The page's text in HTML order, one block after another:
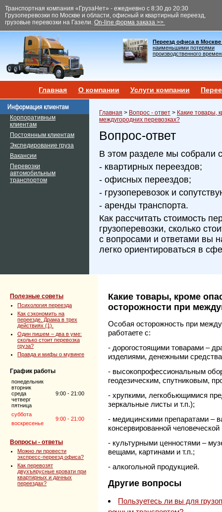
Транспортная компания «ГрузаНет» - ежедневно с 8:30 до 20:30
Грузоперевозки по Москве и области, офисный и квартирный переезд,
грузовые перевозки на Газели. On-line форма заказа >>
Переезд офиса в Москве
наименьшими потерями
производственного
Главная О компании Услуги компании
Корпоративным
клиентам
Постоянным клиентам
Экспедирование груза
Вакансии
Перевозки
автомобильным
транспортом
Главная > Вопрос - ответ > Какие товары,
междугородних перевозках?
Вопрос-ответ
В этом разделе мы собрали
- квартирных переездов;
- офисных переездов;
- грузоперевозок и
- аренды транспорта.
Как рассчитать стоимость
грузоперевозки, сколько
с вопросами и ответами вы
легко ориентироваться в
Полезные советы
Психология переезда
Как сэкономить на
переезде. Драма в трех
действиях (1).
Один пишем – два в уме:
сколько стоит перевозка
груза?
Правда и мифы о мувинге
График работы
понедельник
вторник
среда
четверг
пятница
9:00 - 21:00
суббота
9:00 - 21:00
воскресенье
Вопросы - ответы
Можно ли провести
экспресс-переезд офиса?
Как перевозят
двухъярусные кровати при
квартирных и дачных
переездах?
Какие товары, кроме
осторожности при
Особая осторожность при
работаете с:
- дорогостоящими товарами –
изделиями, денежными
- высокопрофессиональным
геодезическим, спутниковым,
- хрупкими, легкобьющимися
зеркальные листы и т.п.);
- медицинскими препаратами –
консервированной
- культурными ценностями –
вещами, картинами и т.п.;
- алкогольной продукцией.
Другие вопросы
Пользуетесь ли вы для